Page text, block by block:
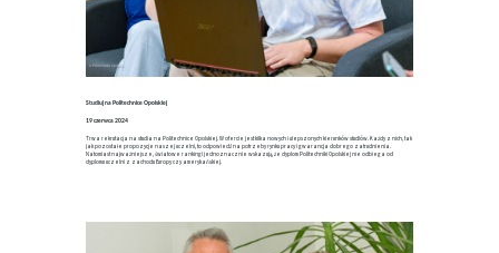
Studiuj na Politechnice Opolskiej
19 czerwca 2024
Trwa rekrutacja na studia na Politechnice Opolskiej. W ofercie jest kilka nowych i ulepszonych kierunków studiów. Każdy z nich, tak
jak pozostałe propozycje naszej uczelni, to odpowiedź na potrzeby rynku pracy i gwarancja dobrego zatrudnienia.
Natomiast najważniejsze, światowe rankingi jednoznacznie wskazują, że dyplom Politechniki Opolskiej nie odbiega od
dyplomu uczelni z zachodu Europy czy amerykańskiej.